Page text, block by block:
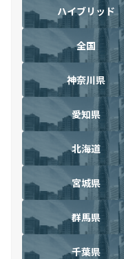
ハイブリッド
全国
神奈川県
愛知県
北海道
宮城県
群馬県
千葉県